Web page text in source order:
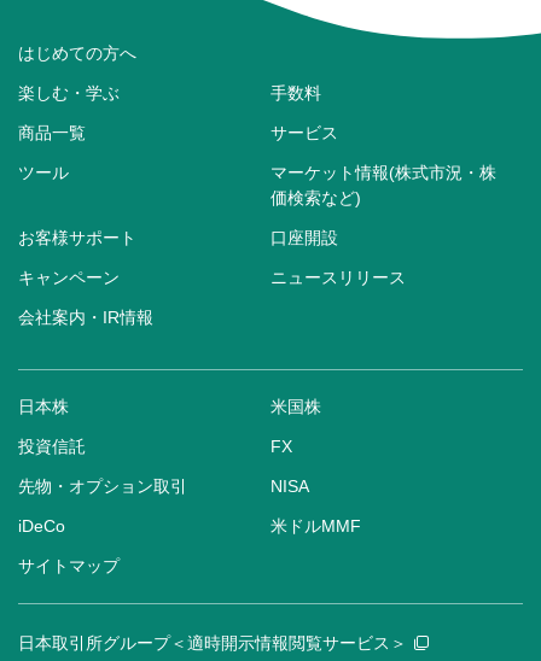
はじめての方へ
楽しむ・学ぶ 手数料
商品一覧 サービス
ツール
マーケット情報(株式市況・株
価検索など)
お客様サポート 口座開設
キャンペーン ニュースリリース
会社案内・IR情報
日本株 米国株
投資信託 FX
先物・オプション取引 NISA
iDeCo 米ドルMMF
サイトマップ
日本取引所グループ＜適時開示情報閲覧サービス＞